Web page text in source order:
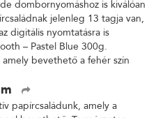
dombornyomáshoz is kiválóan
jelenleg 13 tagja van,
digitális nyomtatásra is
– Pastel Blue 300g.
bevethető a fehér szín
papírcsaládunk, amely a